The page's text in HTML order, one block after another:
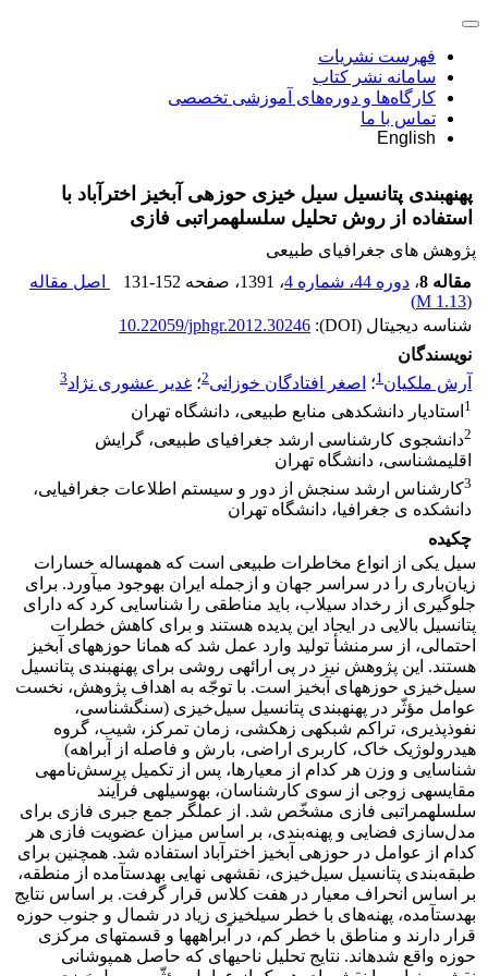
فهرست نشریات
سامانه نشر کتاب
کارگاه‌ها و دوره‌های آموزشی تخصصی
تماس با ما
English
پهنه‎بندی پتانسیل سیل خیزی حوزه‎ی‎ آبخیز اخترآباد با
استفاده از روش تحلیل سلسله‎مراتبی فازی
پژوهش های جغرافیای طبیعی
مقاله 8
، دوره 44، شماره 4 ، 1391 ، صفحه 131-152
اصل مقاله
(
1.13 M
)
شناسه دیجیتال (DOI):
10.22059/jphgr.2012.30246
نویسندگان
آرش ملکیان1؛ اصغر افتادگان خوزانی2؛ غدیر عشوری نژاد3
1 استادیار دانشکده‎ی منابع طبیعی، دانشگاه تهران
2دانشجوی کارشناسی ارشد جغرافیای طبیعی، گرایش
اقلیم‎شناسی، دانشگاه تهران
3کارشناس ارشد سنجش از دور و سیستم اطلاعات جغرافیایی،
دانشکده ی جغرافیا، دانشگاه تهران
چکیده
سیل یکی از انواع مخاطرات طبیعی است که همه‎ساله خسارات
زیان‌باری را در سراسر جهان و ازجمله ایران به‎وجود می‎آورد. برای
جلوگیری از رخداد سیلاب، باید مناطقی را شناسایی کرد که دارای
پتانسیل بالایی در ایجاد این پدیده هستند و برای کاهش خطرات
احتمالی، از سرمنشأ تولید وارد عمل شد که همانا حوزه‎های آبخیز
هستند. این پژوهش نیز در پی ارائه‎ی روشی برای پهنه‎بندی پتانسیل
سیل‌خیزی حوزه‎های آبخیز است. با توجّه به اهداف پژوهش، نخست
عوامل مؤثّر در پهنه‎بندی پتانسیل سیل‌خیزی (سنگ‎شناسی،
نفوذپذیری، تراکم شبکه‎ی زهکشی، زمان تمرکز، شیب، گروه
هیدرولوژیک خاک، کاربری اراضی، بارش و فاصله از آبراهه)
شناسایی و وزن هر کدام از معیارها، پس از تکمیل پرسش‌نامه‎ی
مقایسه‎ی زوجی از سوی کارشناسان، به‎وسیله‎ی فرآیند
سلسله‎مراتبی فازی مشخّص شد. از عملگر جمع جبری فازی برای
مدل‌سازی فضایی و پهنه‌بندی، بر اساس میزان عضویت فازی هر
کدام از عوامل در حوزه‎ی آبخیز اخترآباد استفاده شد. همچنین برای
طبقه‌بندی پتانسیل سیل‌خیزی، نقشه‎ی نهایی به‎دست‎آمده از منطقه،
بر اساس انحراف معیار در هفت کلاس قرار گرفت. بر اساس نتایج
به‎دست‎آمده، پهنه‌های با خطر سیل‎خیزی زیاد در شمال و جنوب حوزه
قرار دارند و مناطق با خطر کم، در آبراهه‎ها و قسمت‎های مرکزی
حوزه واقع شده‎اند. نتایج تحلیل ناحیه‎ای که حاصل همپوشانی